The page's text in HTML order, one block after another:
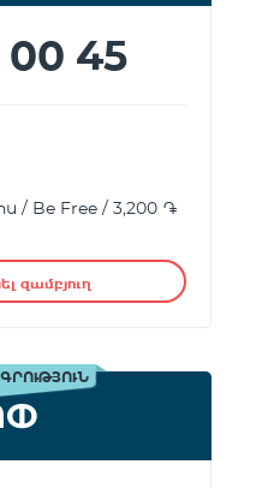
00 45
/ Be Free / 3,200 ֏
զամբյուղ